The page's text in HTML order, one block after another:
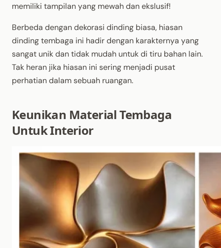
memiliki tampilan yang mewah dan ekslusif!
Berbeda dengan dekorasi dinding biasa, hiasan
dinding tembaga ini hadir dengan karakternya yang
sangat unik dan tidak mudah untuk di tiru bahan lain.
Tak heran jika hiasan ini sering menjadi pusat
perhatian dalam sebuah ruangan.
Keunikan Material Tembaga
Untuk Interior